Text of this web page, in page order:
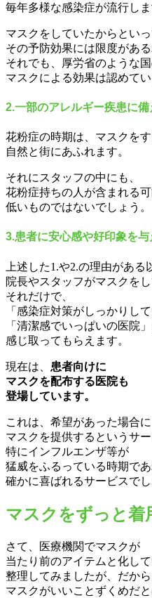
毎年多様な感染症が流行しま
マスクをしていたからといっ
その予防効果には限度があ
それでも、厚労省のような
マスクによる効果は認めてい
2.一部のアレルギー疾患に
花粉症の時期は、マスクを
自然と街にあふれます。
それにスタッフの中にも、
花粉症持ちの人が含まれる
低いものではないでしょう。
3.患者に安心感や好印象を
上述した1.や2.の理由がある
院長やスタッフがマスクを
それだけで、
「感染症対策がしっかりして
「清潔感でいっぱいの医院」
感じ取ってもらえます。
現在は、 患者向けに
マスクを配布する医院も
登場しています。
これは、希望があった場合に
マスクを提供するというサー
特にインフルエンザ等が
猛威をふるっている時期であ
確かに喜ばれるサービスでし
マスクをずっと
さて、医療機関でマスクが
当たり前のアイテムと化し
整理してみましたが、だか
マスクがいいことずくめだ